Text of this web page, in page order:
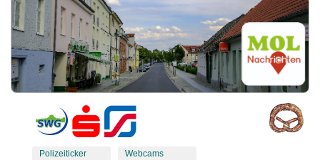
Polizeiticker
Webcams